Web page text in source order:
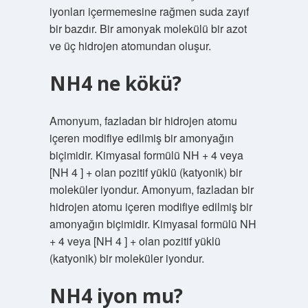
iyonları içermemesine rağmen suda zayıf
bir bazdır. Bir amonyak molekülü bir azot
ve üç hidrojen atomundan oluşur.
NH4 ne kökü?
Amonyum, fazladan bir hidrojen atomu
içeren modifiye edilmiş bir amonyağın
biçimidir. Kimyasal formülü NH + 4 veya
[NH 4 ] + olan pozitif yüklü (katyonik) bir
moleküler iyondur. Amonyum, fazladan bir
hidrojen atomu içeren modifiye edilmiş bir
amonyağın biçimidir. Kimyasal formülü NH
+ 4 veya [NH 4 ] + olan pozitif yüklü
(katyonik) bir moleküler iyondur.
NH4 iyon mu?